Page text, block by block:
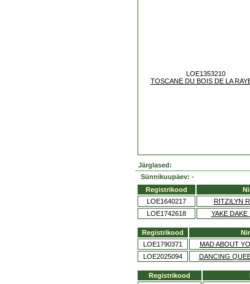
LOE1353210
TOSCANE DU BOIS DE LA
Järglased:
Sünnikuupäev: -
Registrikood
LOE1640217
RITZILYN
LOE1742618
YAKE DAKE
Registrikood
LOE1790371
MAD ABOUT
LOE2025094
DANCING
Registrikood